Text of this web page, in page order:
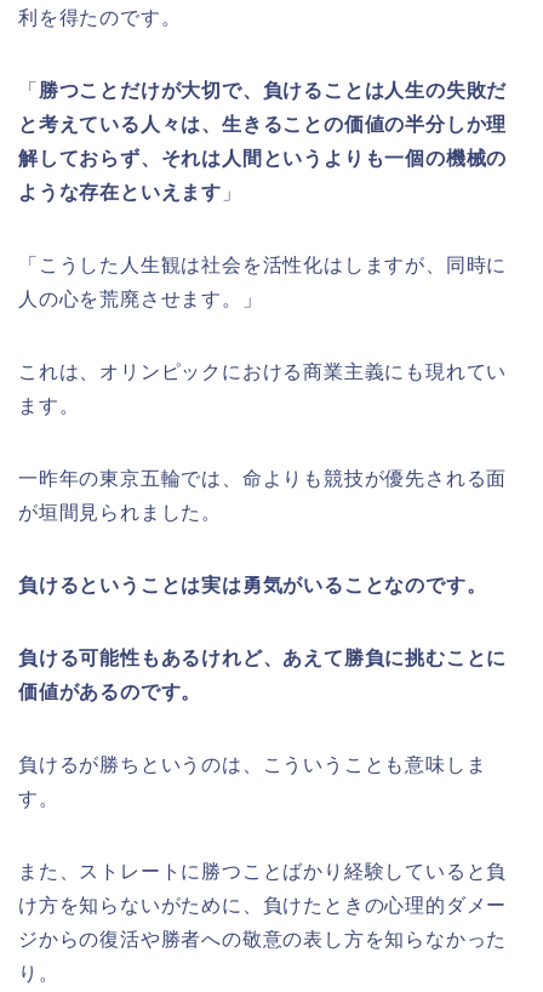
利を得たのです。
「 勝つことだけが大切で、負けることは人生の失敗だ
と考えている人々は、生きることの価値の半分しか理
解しておらず、それは人間というよりも一個の機械の
ような存在といえます 」
「こうした人生観は社会を活性化はしますが、同時に
人の心を荒廃させます。」
これは、オリンピックにおける商業主義にも現れてい
ます。
一昨年の東京五輪では、命よりも競技が優先される面
が垣間見られました。
負けるということは実は勇気がいることなのです。
負ける可能性もあるけれど、あえて勝負に挑むことに
価値があるのです。
負けるが勝ちというのは、こういうことも意味しま
す。
また、ストレートに勝つことばかり経験していると負
け方を知らないがために、負けたときの心理的ダメー
ジからの復活や勝者への敬意の表し方を知らなかった
り。